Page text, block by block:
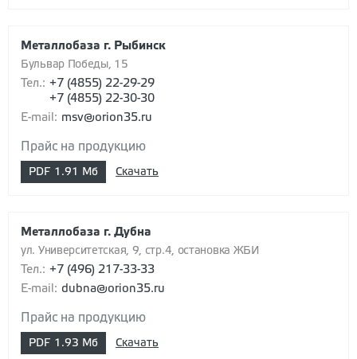
Металлобаза г. Рыбинск
Бульвар Победы, 15
Тел.: +7 (4855) 22-29-29
+7 (4855) 22-30-30
E-mail: msv@orion35.ru
Прайс на продукцию
PDF 1.91 Мб Скачать
Металлобаза г. Дубна
ул. Университетская, 9, стр.4, остановка ЖБИ
Тел.: +7 (496) 217-33-33
E-mail: dubna@orion35.ru
Прайс на продукцию
PDF 1.93 Мб Скачать